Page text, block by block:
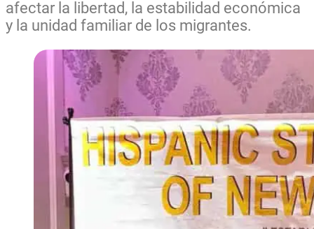
afectar la libertad, la estabilidad económica
y la unidad familiar de los migrantes.